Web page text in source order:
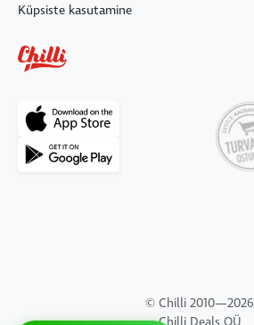
Küpsiste kasutamine
© Chilli 2010—2026